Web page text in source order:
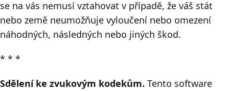
se na vás nemusí vztahovat v případě, že váš stát
nebo země neumožňuje vyloučení nebo omezení
náhodných, následných nebo jiných škod.
* * *
Sdělení ke zvukovým kodekům. Tento software